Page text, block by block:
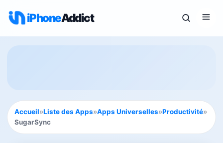
iPhoneAddict
Accueil»Liste des Apps»Apps Universelles»Productivité»
SugarSync